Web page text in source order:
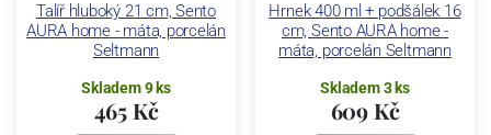
Talíř hluboký 21 cm, Sento
AURA home - máta, porcelán
Seltmann
Skladem 9 ks
465 Kč
Hrnek 400 ml + podšálek 16
cm, Sento AURA home -
máta, porcelán Seltmann
Skladem 3 ks
609 Kč